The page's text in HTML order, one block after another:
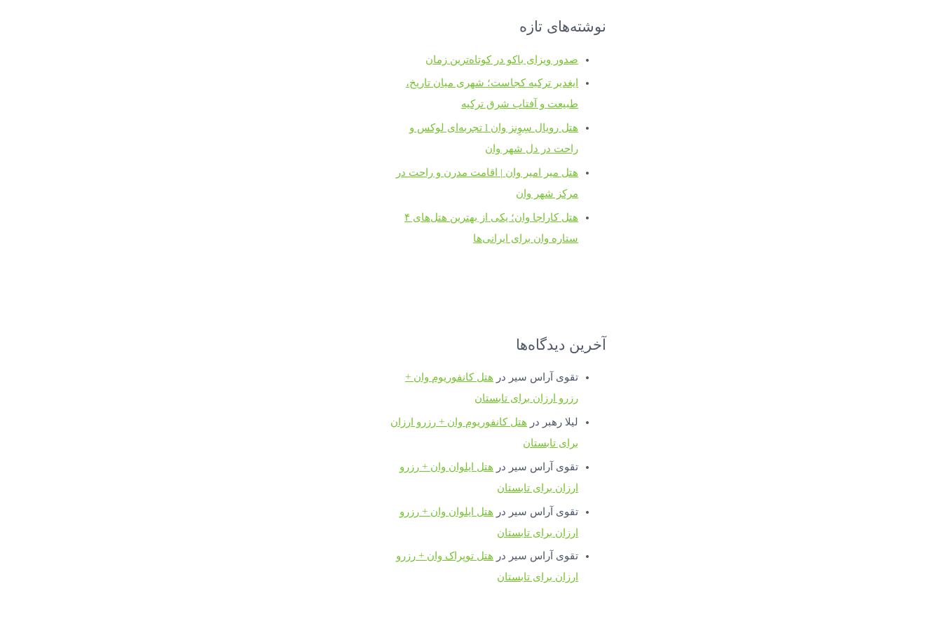
نوشته‌های تازه
صدور ویزای باکو در کوتاه‌ترین زمان
ایغدیر ترکیه کجاست؛ شهری میان تاریخ،
طبیعت و آفتاب شرق ترکیه
هتل رویال سِوِنز وان l تجربه‌ای لوکس و
راحت در دل شهر وان
هتل میر امیر وان | اقامت مدرن و راحت در
مرکز شهر وان
هتل کاراجا وان؛ یکی از بهترین هتل‌های ۴
ستاره وان برای ایرانی‌ها
آخرین دیدگاه‌ها
تقوی آراس سیر در هتل کانفوریوم وان +
رزرو ارزان برای تابستان
لیلا رهبر در هتل کانفوریوم وان + رزرو ارزان
برای تابستان
تقوی آراس سیر در هتل ایلوان وان + رزرو
ارزان برای تابستان
تقوی آراس سیر در هتل ایلوان وان + رزرو
ارزان برای تابستان
تقوی آراس سیر در هتل توپراک وان + رزرو
ارزان برای تابستان